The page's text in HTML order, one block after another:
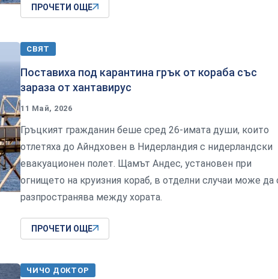
ПРОЧЕТИ ОЩЕ
СВЯТ
Поставиха под карантина грък от кораба със
зараза от хантавирус
11 Май, 2026
Гръцкият гражданин беше сред 26-имата души, които
отлетяха до Айндховен в Нидерландия с нидерландски
евакуационен полет. Щамът Андес, установен при
огнището на круизния кораб, в отделни случаи може да
разпространява между хората.
ПРОЧЕТИ ОЩЕ
ЧИЧО ДОКТОР